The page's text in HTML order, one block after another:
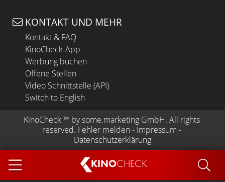
KINOCHECK
KONTAKT UND MEHR
Kontakt & FAQ
KinoCheck-App
Werbung buchen
Offene Stellen
Video Schnittstelle (API)
Switch to English
KinoCheck ™ by some.marketing GmbH. All rights
reserved. Fehler melden - Impressum -
Datenschutzerklärung